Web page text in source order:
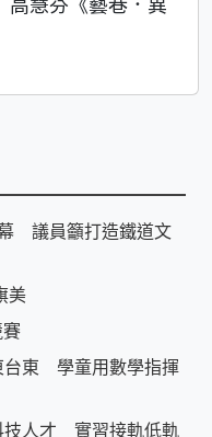
慧芬《藝巷．異
議員籲打造鐵道文
美
賽
台東 學童用數學指揮
技人才 實習接軌低軌